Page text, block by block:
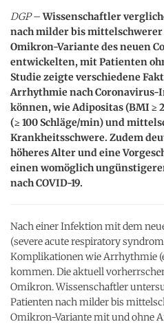
DGP–Wissenschaftler
nach milder bis
Omikron-Variante des neuen
entwickelten, mit Patienten
Studie zeigte verschiedene
Arrhythmie nach
können, wie Adipositas (BMI ≥
(≥ 100 Schläge/min) und
Krankheitsschwere. Zudem
höheres Alter und eine
einen womöglich
nach COVID-19.
Nach einer Infektion mit dem
(severe acute respiratory
Komplikationen wie Arrhythmie
kommen. Die aktuell
Omikron. Wissenschaftler
Patienten nach milder bis
Omikron-Variante mit und ohne